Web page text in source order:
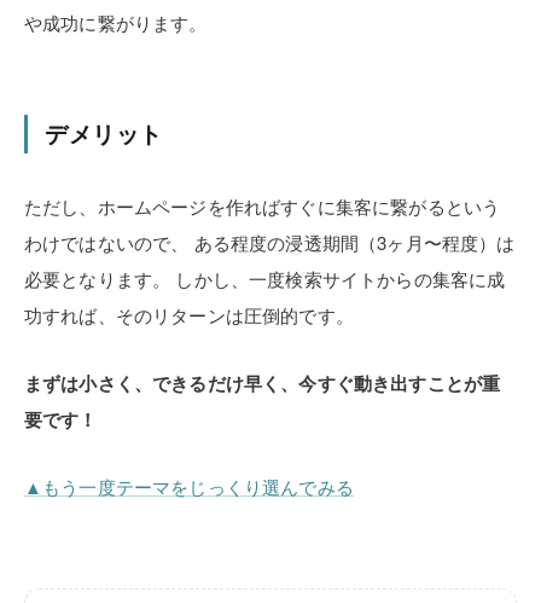
や成功に繋がります。
デメリット
ただし、ホームページを作ればすぐに集客に繋がるという
わけではないので、
ある程度の浸透期間（3ヶ月〜程度）は
必要となります。
しかし、一度検索サイトからの集客に成
功すれば、そのリターンは圧倒的です。
まずは小さく、できるだけ早く、今すぐ動き出すことが重
要です！
▲もう一度テーマをじっくり選んでみる